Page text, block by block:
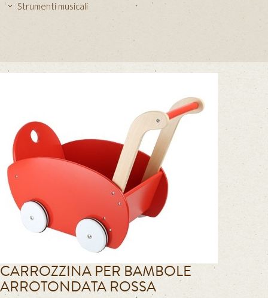
Strumenti musicali
CARROZZINA PER BAMBOLE
ARROTONDATA ROSSA